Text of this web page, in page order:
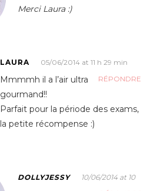
Merci Laura :)
LAURA
05/06/2014 at 11 h 29 min
RÉPONDRE
Mmmmh il a l’air ultra
gourmand!!
Parfait pour la période des exams,
la petite récompense :)
DOLLYJESSY
10/06/2014 at 10